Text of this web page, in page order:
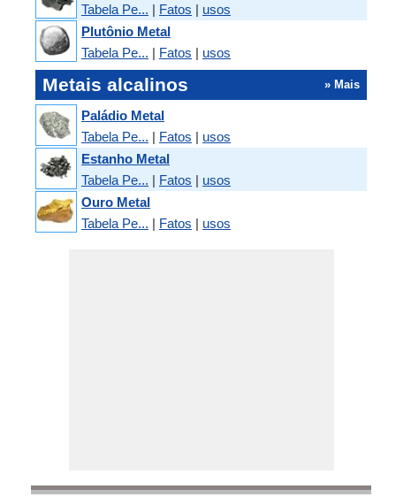
Tabela Pe... | Fatos | usos
Plutônio Metal
Tabela Pe... | Fatos | usos
Metais alcalinos » Mais
Paládio Metal
Tabela Pe... | Fatos | usos
Estanho Metal
Tabela Pe... | Fatos | usos
Ouro Metal
Tabela Pe... | Fatos | usos